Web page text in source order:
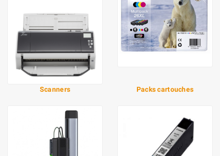
Scanners Packs cartouches